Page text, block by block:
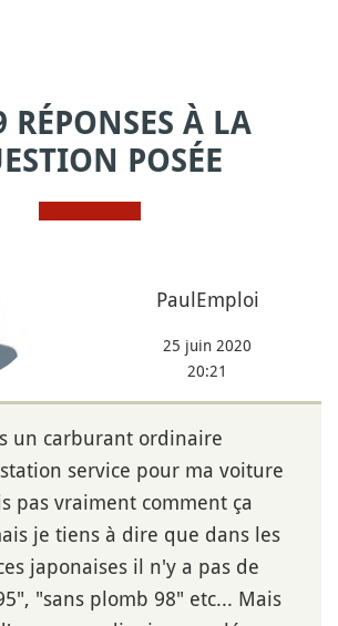
RÉPONSES À LA
POSÉE
PaulEmploi
25 juin 2020
20:21
un carburant ordinaire
service pour ma voiture
pas vraiment comment ça
je tiens à dire que dans les
japonaises il n'y a pas de
"sans plomb 98" etc... Mais